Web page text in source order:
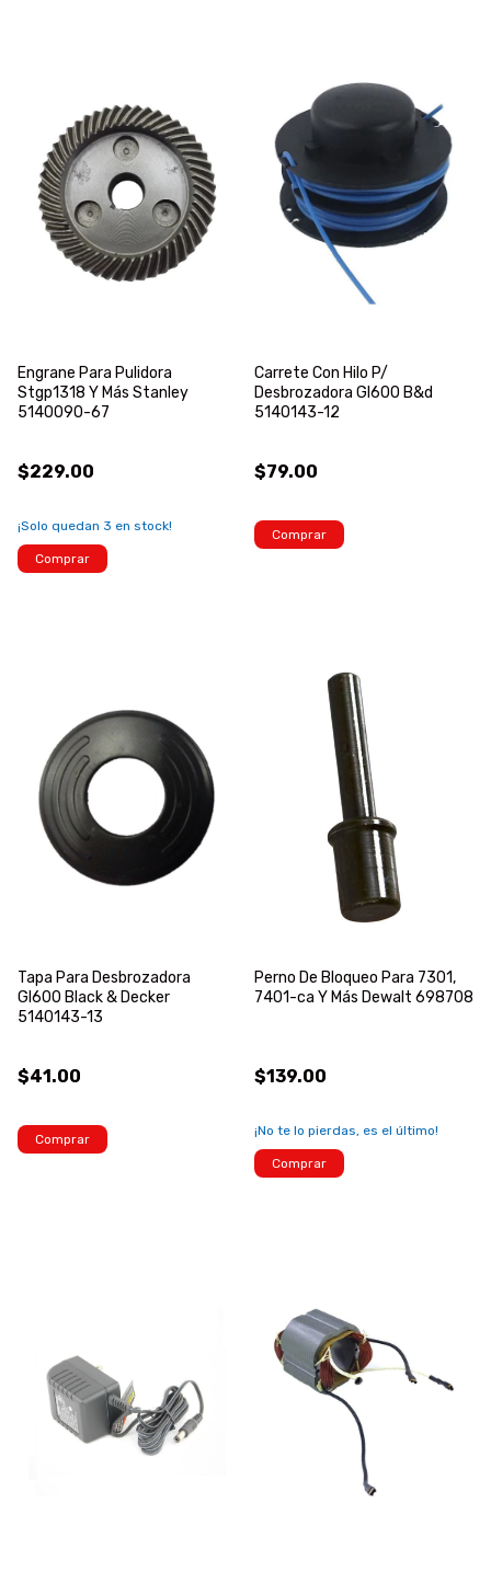
Engrane Para Pulidora
Stgp1318 Y Más Stanley
5140090-67
$229.00
¡Solo quedan 3 en stock!
Comprar
Carrete Con Hilo P/
Desbrozadora Gl600 B&d
5140143-12
$79.00
Comprar
Tapa Para Desbrozadora
Gl600 Black & Decker
5140143-13
$41.00
Comprar
Perno De Bloqueo Para 7301,
7401-ca Y Más Dewalt 698708
$139.00
¡No te lo pierdas, es el último!
Comprar